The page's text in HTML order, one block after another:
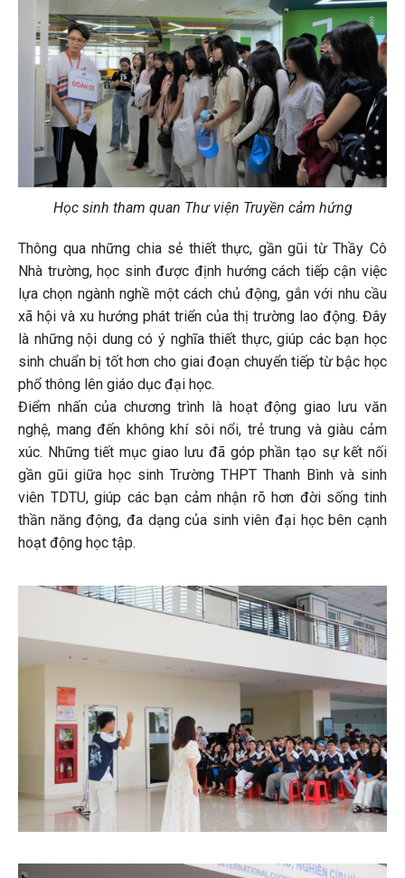
Học sinh tham quan Thư viện Truyền cảm hứng
Thông qua những chia sẻ thiết thực, gần gũi từ Thầy Cô
Nhà trường, học sinh được định hướng cách tiếp cận việc
lựa chọn ngành nghề một cách chủ động, gắn với nhu cầu
xã hội và xu hướng phát triển của thị trường lao động. Đây
là những nội dung có ý nghĩa thiết thực, giúp các bạn học
sinh chuẩn bị tốt hơn cho giai đoạn chuyển tiếp từ bậc học
phổ thông lên giáo dục đại học.
Điểm nhấn của chương trình là hoạt động giao lưu văn
nghệ, mang đến không khí sôi nổi, trẻ trung và giàu cảm
xúc. Những tiết mục giao lưu đã góp phần tạo sự kết nối
gần gũi giữa học sinh Trường THPT Thanh Bình và sinh
viên TDTU, giúp các bạn cảm nhận rõ hơn đời sống tinh
thần năng động, đa dạng của sinh viên đại học bên cạnh
hoạt động học tập.